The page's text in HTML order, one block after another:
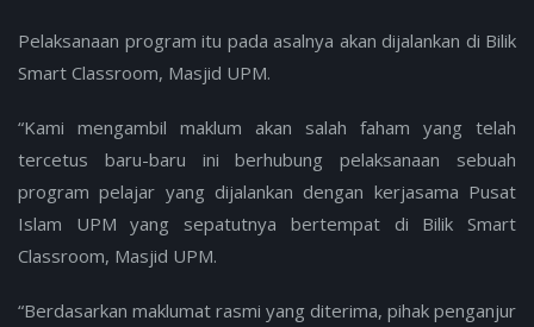
Pelaksanaan program itu pada asalnya akan dijalankan di Bilik
Smart Classroom, Masjid UPM.
“Kami mengambil maklum akan salah faham yang telah
tercetus baru-baru ini berhubung pelaksanaan sebuah
program pelajar yang dijalankan dengan kerjasama Pusat
Islam UPM yang sepatutnya bertempat di Bilik Smart
Classroom, Masjid UPM.
“Berdasarkan maklumat rasmi yang diterima, pihak penganjur